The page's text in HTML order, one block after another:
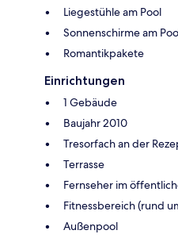
Liegestühle am Pool
Sonnenschirme am
Romantikpakete
Einrichtungen
1 Gebäude
Baujahr 2010
Tresorfach an der
Terrasse
Fernseher im
Fitnessbereich (rund
Außenpool